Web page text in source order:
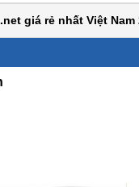
giá rẻ nhất Việt Nam